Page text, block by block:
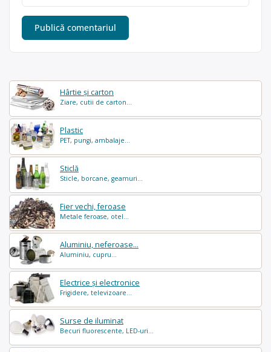
Hârtie și carton
Ziare, cutii de carton...
Plastic
PET, pungi, ambalaje...
Sticlă
Sticle, borcane, geamuri...
Fier vechi, feroase
Metale feroase, otel...
Aluminiu, neferoase...
Aluminiu, cupru...
Electrice și electronice
Frigidere, televizoare...
Surse de iluminat
Becuri fluorescente, LED-uri...